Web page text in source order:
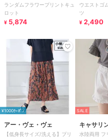
ランダムフラワープリントキュ
ロット
¥ 5,874
ウエストゴ
ツ
¥ 2,490
¥1000ｸｰﾎﾟﾝ
アー・ヴェ・ヴェ
【低身長サイズ/洗える】プリ
SALE
キャサリ
水陸両用 フ